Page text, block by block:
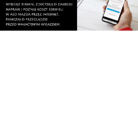
Zobacz
Fotogalerie